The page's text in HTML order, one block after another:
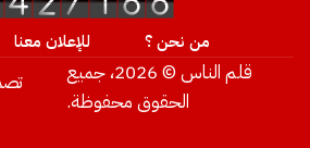
من نحن ؟ للإعلان معنا
قلم الناس © 2026، جميع
الحقوق محفوظة.